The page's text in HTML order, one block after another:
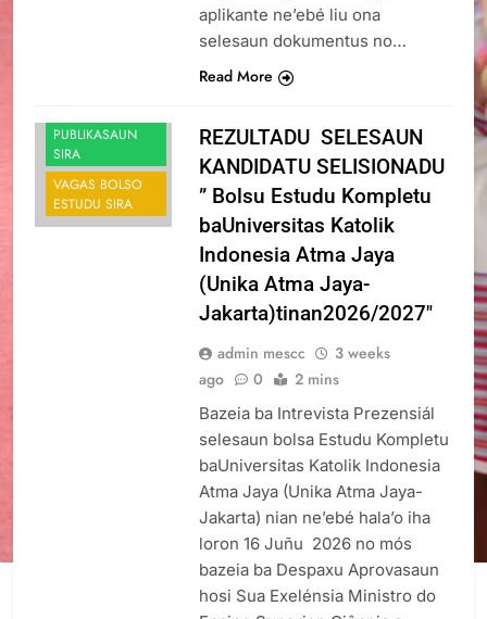
aplikante ne’ebé liu ona
selesaun dokumentus no…
Read More
PUBLIKASAUN
SIRA
VAGAS BOLSO
ESTUDU SIRA
REZULTADU SELESAUN
KANDIDATU SELISIONADU
” Bolsu Estudu Kompletu
baUniversitas Katolik
Indonesia Atma Jaya
(Unika Atma Jaya-
Jakarta)tinan2026/2027″
admin mescc
3 weeks
ago
0 2 mins
Bazeia ba Intrevista Prezensiál
selesaun bolsa Estudu Kompletu
baUniversitas Katolik Indonesia
Atma Jaya (Unika Atma Jaya-
Jakarta) nian ne’ebé hala’o iha
loron 16 Juñu 2026 no mós
bazeia ba Despaxu Aprovasaun
hosi Sua Exelénsia Ministro do